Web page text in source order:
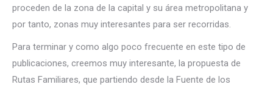
proceden de la zona de la capital y su área metropolitana y
por tanto, zonas muy interesantes para ser recorridas.
Para terminar y como algo poco frecuente en este tipo de
publicaciones, creemos muy interesante, la propuesta de
Rutas Familiares, que partiendo desde la Fuente de los